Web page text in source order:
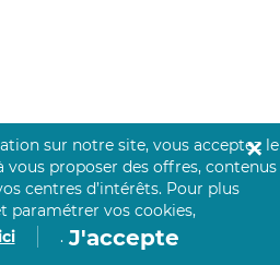
sur notre site, vous acceptez le
vous proposer des offres, contenus
centres d’intérêts. Pour plus
paramétrer vos cookies,
. J'accepte
✕